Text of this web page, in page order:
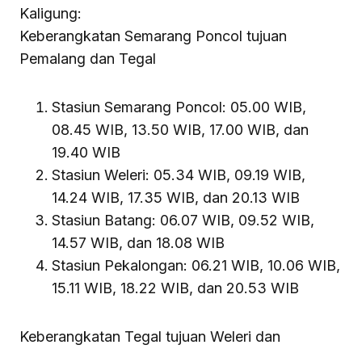
Kaligung:
Keberangkatan Semarang Poncol tujuan
Pemalang dan Tegal
Stasiun Semarang Poncol: 05.00 WIB,
08.45 WIB, 13.50 WIB, 17.00 WIB, dan
19.40 WIB
Stasiun Weleri: 05.34 WIB, 09.19 WIB,
14.24 WIB, 17.35 WIB, dan 20.13 WIB
Stasiun Batang: 06.07 WIB, 09.52 WIB,
14.57 WIB, dan 18.08 WIB
Stasiun Pekalongan: 06.21 WIB, 10.06 WIB,
15.11 WIB, 18.22 WIB, dan 20.53 WIB
Keberangkatan Tegal tujuan Weleri dan